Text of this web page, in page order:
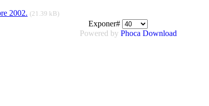
2002. (21.39 kB)
Exponer#
Powered by Phoca Download